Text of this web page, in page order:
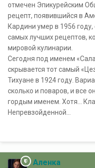
отмечен Эпикурейским
рецепт, появившийся в
Кардини умер в 1956
самых лучших рецептов,
мировой кулинарии.
Сегодня под именем
скрывается тот самый
Тихуане в 1924 году.
сколько и поваров, и все
гордым именем. Хотя…
Непревзойденной…
Аленка